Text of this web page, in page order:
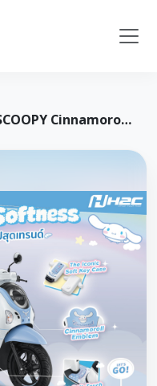
Cinnamoroll Limited Edition